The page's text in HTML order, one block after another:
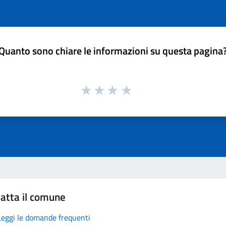
sono chiare le informazioni su questa
il comune
le domande frequenti